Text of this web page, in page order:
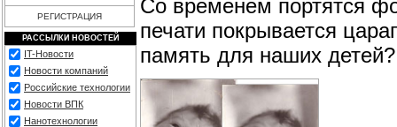
РЕГИСТРАЦИЯ
РАССЫЛКИ НОВОСТЕЙ
IT-Новости
Новости компаний
Российские технологии
Новости ВПК
Нанотехнологии
Со временем портятся
печати покрывается
память для наших детей?